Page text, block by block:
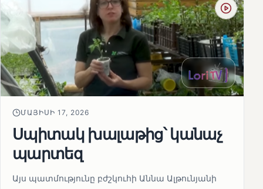
ՄԱՅԻՍԻ 17, 2026
Սպիտակ խալաթից՝ կանաչ
պարտեզ
Այս պատմությունը բժշկուհի Աննա Ալթունյանի